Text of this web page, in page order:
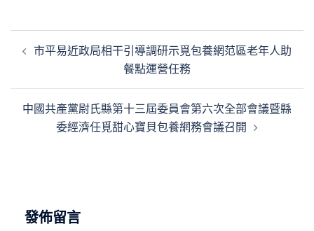
章 市平易近政局相干引導調研示覓包養網范區老年人助
餐點運營任務
中國共產黨尉氏縣第十三屆委員會第六次全部會議暨縣
委經濟任覓甜心寶貝包養網務會議召開
發佈留言